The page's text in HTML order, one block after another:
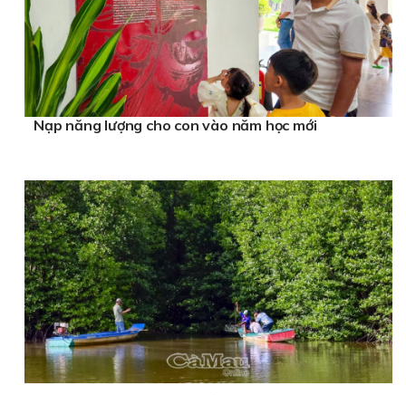
Nạp năng lượng cho con vào năm học mới